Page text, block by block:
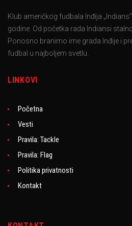
Klub američkog fudbala Inđija
godine. Od početka rada Indiansi
Ponosno branimo ime grada Inđije i
fudbal u najboljem svetlu.
LINKOVI
Početna
Vesti
Pravila: Tackle
Pravila: Flag
Politika privatnosti
Kontakt